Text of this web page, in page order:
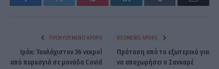
FacebookTwitter Pinterest LinkedInTumblr Email
ΠΡΟΗΓΟΎΜΕΝΟ ΆΡΘΡΟ
Ιράκ: Τουλάχιστον 36 νεκροί
από πυρκαγιά σε μονάδα Covid
ΕΠΌΜΕΝΟ ΆΡΘΡΟ
Πρόταση από το εξωτερικό για
να αποχωρήσει ο Σανκαρέ